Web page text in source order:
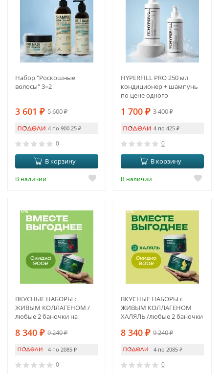
Набор "Роскошные
волосы" 3=2
3 601 ₽ 5 600₽
4 по 900.25 ₽
0
В корзину
В наличии
HYPERFILL PRO 250 мл
кондиционер + шампунь
по цене одного
1 700 ₽ 3 400₽
4 по 425 ₽
0
В корзину
В наличии
-10%
ВКУСНЫЕ НАБОРЫ с
ЖИВЫМ КОЛЛАГЕНОМ /
любые 2 баночки на
желанию
8 340 ₽ 9 240₽
4 по 2085 ₽
0
-10%
ВКУСНЫЕ НАБОРЫ с
ЖИВЫМ КОЛЛАГЕНОМ
ХАЛЯЛЬ /любые 2 баночки
8 340 ₽ 9 240₽
4 по 2085 ₽
0